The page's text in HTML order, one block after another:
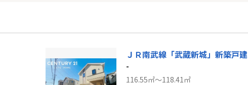
ＪＲ南武線「武蔵新城」新築戸建
-
116.55㎡～118.41㎡